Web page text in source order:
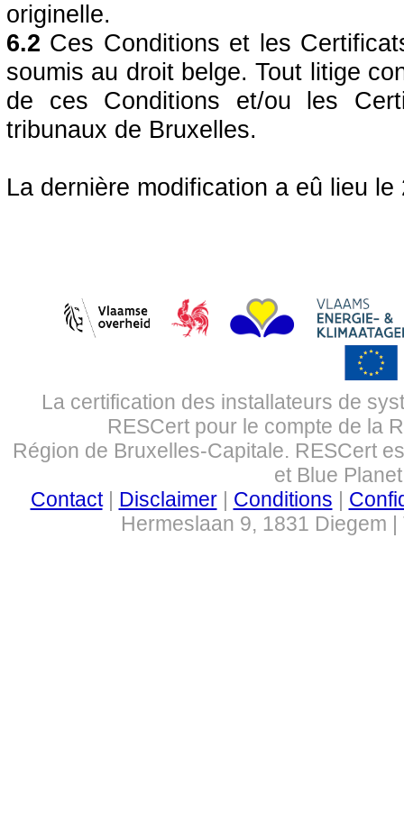
originelle.
6.2 Ces Conditions et les
soumis au droit belge. Tout litige
de ces Conditions et/ou les
tribunaux de Bruxelles.
La dernière modification a eû lieu
La certification des installateurs de
RESCert pour le compte de la
Région de Bruxelles-Capitale. RESCert
et Blue
Contact| Disclaimer| Conditions |
Hermeslaan 9, 1831 Diegem